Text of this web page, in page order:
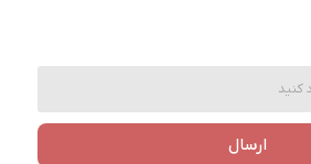
ارسال